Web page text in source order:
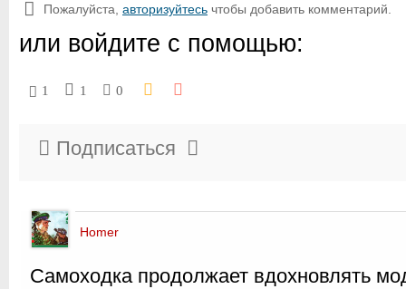
Пожалуйста, авторизуйтесь чтобы добавить комментарий.
или войдите с помощью:
1 1 0
Подписаться
Homer
Самоходка продолжает вдохновлять